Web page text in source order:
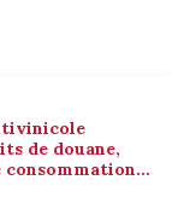
de douane,
consommation